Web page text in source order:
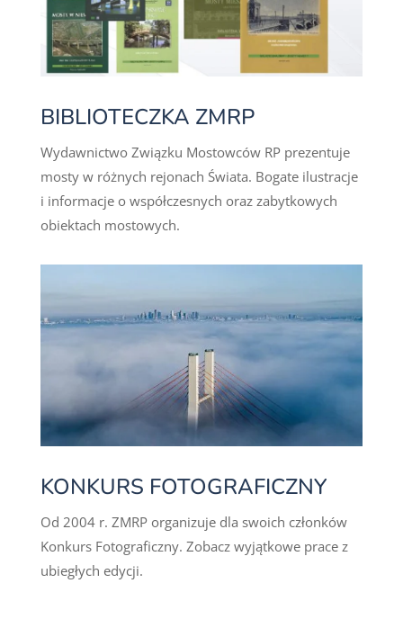
BIBLIOTECZKA ZMRP
Wydawnictwo Związku Mostowców RP prezentuje
mosty w różnych rejonach Świata. Bogate ilustracje
i informacje o współczesnych oraz zabytkowych
obiektach mostowych.
KONKURS FOTOGRAFICZNY
Od 2004 r. ZMRP organizuje dla swoich członków
Konkurs Fotograficzny. Zobacz wyjątkowe prace z
ubiegłych edycji.